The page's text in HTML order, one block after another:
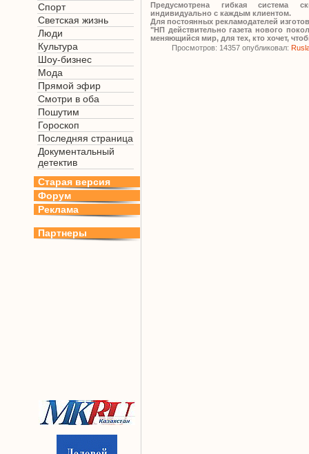
Спорт
Светская жизнь
Люди
Культура
Шоу-бизнес
Мода
Прямой эфир
Смотри в оба
Пошутим
Гороскоп
Последняя страница
Документальный
детектив
Старая версия
Форум
Реклама
Партнеры
Предусмотрена гибкая система
индивидуально с каждым клиентом.
Для постоянных рекламодателей
"НП действительно газета нового
меняющийся мир, для тех, кто хочет,
Просмотров: 14357 опубликовал: